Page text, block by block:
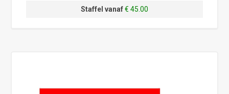
Staffel vanaf€ 45.00